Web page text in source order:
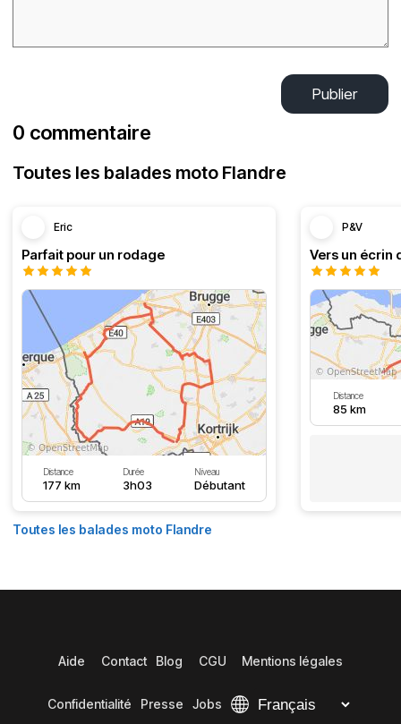
Publier
0 commentaire
Toutes les balades moto Flandre
Eric
Parfait pour un rodage
Distance
177 km
Durée
3h03
Niveau
Débutant
P&V
Vers un écrin
Distance
85 km
Toutes les balades moto Flandre
Aide Contact Blog CGU Mentions légales
Confidentialité Presse Jobs